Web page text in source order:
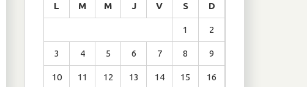
L M M J V S D
1 2
3 4 5 6 7 8 9
10 11 12 13 14 15 16